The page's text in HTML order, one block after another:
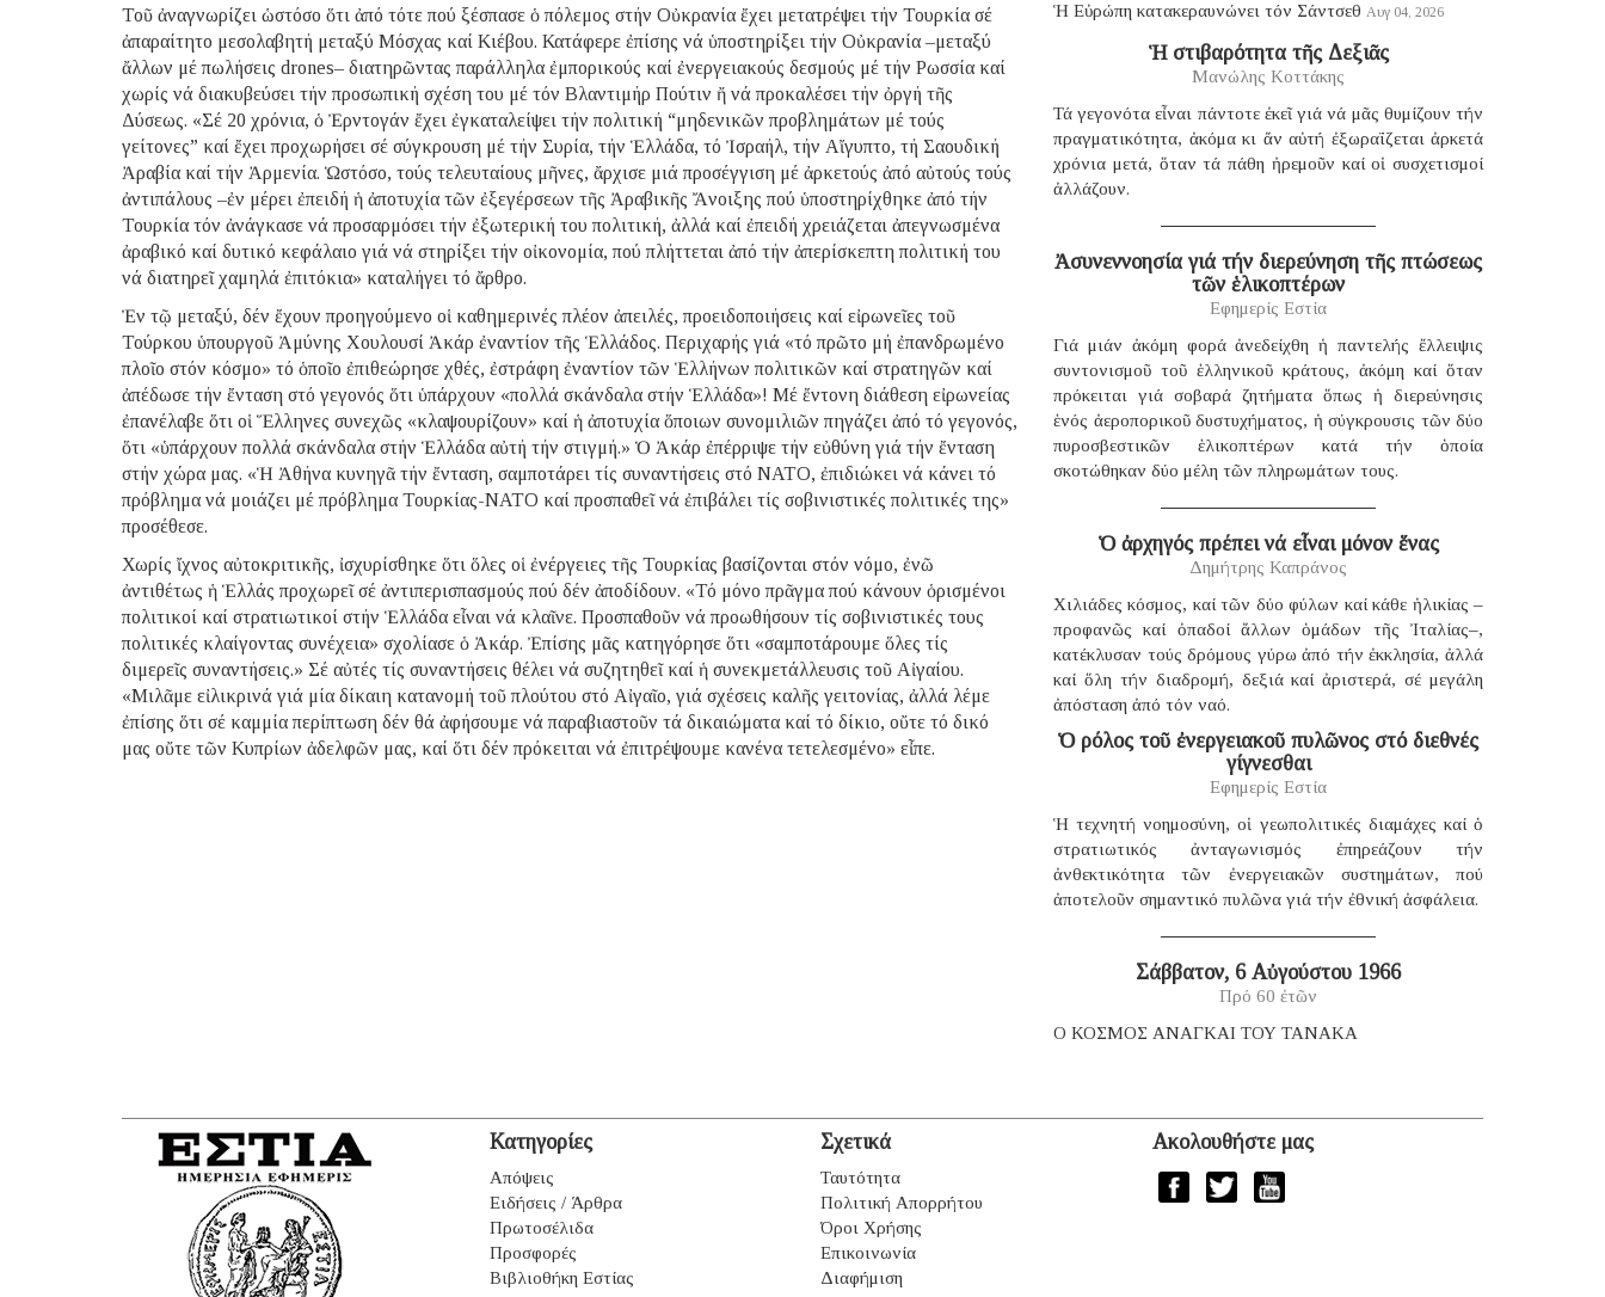
Τοῦ ἀναγνωρίζει ὡστόσο ὅτι ἀπό τότε πού ξέσπασε ὁ πόλεμος στήν Οὐκρανία ἔχει μετατρέψει τήν Τουρκία σέ
ἀπαραίτητο μεσολαβητή μεταξύ Μόσχας καί Κιέβου. Κατάφερε ἐπίσης νά ὑποστηρίξει τήν Οὐκρανία –μεταξύ
ἄλλων μέ πωλήσεις drones– διατηρῶντας παράλληλα ἐμπορικούς καί ἐνεργειακούς δεσμούς μέ τήν Ρωσσία καί
χωρίς νά διακυβεύσει τήν προσωπική σχέση του μέ τόν Βλαντιμήρ Πούτιν ἤ νά προκαλέσει τήν ὀργή τῆς
Δύσεως. «Σέ 20 χρόνια, ὁ Ἐρντογάν ἔχει ἐγκαταλείψει τήν πολιτική “μηδενικῶν προβλημάτων μέ τούς
γείτονες” καί ἔχει προχωρήσει σέ σύγκρουση μέ τήν Συρία, τήν Ἑλλάδα, τό Ἰσραήλ, τήν Αἴγυπτο, τή Σαουδική
Ἀραβία καί τήν Ἀρμενία. Ὡστόσο, τούς τελευταίους μῆνες, ἄρχισε μιά προσέγγιση μέ ἀρκετούς ἀπό αὐτούς τούς
ἀντιπάλους –ἐν μέρει ἐπειδή ἡ ἀποτυχία τῶν ἐξεγέρσεων τῆς Ἀραβικῆς Ἄνοιξης πού ὑποστηρίχθηκε ἀπό τήν
Τουρκία τόν ἀνάγκασε νά προσαρμόσει τήν ἐξωτερική του πολιτική, ἀλλά καί ἐπειδή χρειάζεται ἀπεγνωσμένα
ἀραβικό καί δυτικό κεφάλαιο γιά νά στηρίξει τήν οἰκονομία, πού πλήττεται ἀπό τήν ἀπερίσκεπτη πολιτική του
νά διατηρεῖ χαμηλά ἐπιτόκια» καταλήγει τό ἄρθρο.
Ἐν τῷ μεταξύ, δέν ἔχουν προηγούμενο οἱ καθημερινές πλέον ἀπειλές, προειδοποιήσεις καί εἰρωνεῖες τοῦ
Τούρκου ὑπουργοῦ Ἀμύνης Χουλουσί Ἀκάρ ἐναντίον τῆς Ἑλλάδος. Περιχαρής γιά «τό πρῶτο μή ἐπανδρωμένο
πλοῖο στόν κόσμο» τό ὁποῖο ἐπιθεώρησε χθές, ἐστράφη ἐναντίον τῶν Ἑλλήνων πολιτικῶν καί στρατηγῶν καί
ἀπέδωσε τήν ἔνταση στό γεγονός ὅτι ὑπάρχουν «πολλά σκάνδαλα στήν Ἑλλάδα»! Μέ ἔντονη διάθεση εἰρωνείας
ἐπανέλαβε ὅτι οἱ Ἕλληνες συνεχῶς «κλαψουρίζουν» καί ἡ ἀποτυχία ὅποιων συνομιλιῶν πηγάζει ἀπό τό γεγονός,
ὅτι «ὑπάρχουν πολλά σκάνδαλα στήν Ἑλλάδα αὐτή τήν στιγμή.» Ὁ Ἀκάρ ἐπέρριψε τήν εὐθύνη γιά τήν ἔνταση
στήν χώρα μας. «Ἡ Ἀθήνα κυνηγᾶ τήν ἔνταση, σαμποτάρει τίς συναντήσεις στό ΝΑΤΟ, ἐπιδιώκει νά κάνει τό
πρόβλημα νά μοιάζει μέ πρόβλημα Τουρκίας-ΝΑΤΟ καί προσπαθεῖ νά ἐπιβάλει τίς σοβινιστικές πολιτικές της»
προσέθεσε.
Χωρίς ἴχνος αὐτοκριτικῆς, ἰσχυρίσθηκε ὅτι ὅλες οἱ ἐνέργειες τῆς Τουρκίας βασίζονται στόν νόμο, ἐνῶ
ἀντιθέτως ἡ Ἑλλάς προχωρεῖ σέ ἀντιπερισπασμούς πού δέν ἀποδίδουν. «Τό μόνο πρᾶγμα πού κάνουν ὁρισμένοι
πολιτικοί καί στρατιωτικοί στήν Ἑλλάδα εἶναι νά κλαῖνε. Προσπαθοῦν νά προωθήσουν τίς σοβινιστικές τους
πολιτικές κλαίγοντας συνέχεια» σχολίασε ὁ Ἀκάρ. Ἐπίσης μᾶς κατηγόρησε ὅτι «σαμποτάρουμε ὅλες τίς
διμερεῖς συναντήσεις.» Σέ αὐτές τίς συναντήσεις θέλει νά συζητηθεῖ καί ἡ συνεκμετάλλευσις τοῦ Αἰγαίου.
«Μιλᾶμε εἰλικρινά γιά μία δίκαιη κατανομή τοῦ πλούτου στό Αἰγαῖο, γιά σχέσεις καλῆς γειτονίας, ἀλλά λέμε
ἐπίσης ὅτι σέ καμμία περίπτωση δέν θά ἀφήσουμε νά παραβιαστοῦν τά δικαιώματα καί τό δίκιο, οὔτε τό δικό
μας οὔτε τῶν Κυπρίων ἀδελφῶν μας, καί ὅτι δέν πρόκειται νά ἐπιτρέψουμε κανένα τετελεσμένο» εἶπε.
Ἡ Εὐρώπη κατακεραυνώνει τόν Σάντσεθ Αυγ 04, 2026
Ἡ στιβαρότητα τῆς Δεξιᾶς
Μανώλης Κοττάκης
Τά γεγονότα εἶναι πάντοτε ἐκεῖ γιά νά μᾶς θυμίζουν τήν
πραγματικότητα, ἀκόμα κι ἄν αὐτή ἐξωραΐζεται ἀρκετά
χρόνια μετά, ὅταν τά πάθη ἠρεμοῦν καί οἱ συσχετισμοί
ἀλλάζουν.
Ἀσυνεννοησία γιά τήν διερεύνηση τῆς πτώσεως
τῶν ἑλικοπτέρων
Εφημερίς Εστία
Γιά μιάν ἀκόμη φορά ἀνεδείχθη ἡ παντελής ἔλλειψις
συντονισμοῦ τοῦ ἑλληνικοῦ κράτους, ἀκόμη καί ὅταν
πρόκειται γιά σοβαρά ζητήματα ὅπως ἡ διερεύνησις
ἑνός ἀεροπορικοῦ δυστυχήματος, ἡ σύγκρουσις τῶν δύο
πυροσβεστικῶν ἑλικοπτέρων κατά τήν ὁποία
σκοτώθηκαν δύο μέλη τῶν πληρωμάτων τους.
Ὁ ἀρχηγός πρέπει νά εἶναι μόνον ἕνας
Δημήτρης Καπράνος
Χιλιάδες κόσμος, καί τῶν δύο φύλων καί κάθε ἡλικίας –
προφανῶς καί ὀπαδοί ἄλλων ὁμάδων τῆς Ἰταλίας–,
κατέκλυσαν τούς δρόμους γύρω ἀπό τήν ἐκκλησία, ἀλλά
καί ὅλη τήν διαδρομή, δεξιά καί ἀριστερά, σέ μεγάλη
ἀπόσταση ἀπό τόν ναό.
Ὁ ρόλος τοῦ ἐνεργειακοῦ πυλῶνος στό διεθνές
γίγνεσθαι
Εφημερίς Εστία
Ἡ τεχνητή νοημοσύνη, οἱ γεωπολιτικές διαμάχες καί ὁ
στρατιωτικός ἀνταγωνισμός ἐπηρεάζουν τήν
ἀνθεκτικότητα τῶν ἐνεργειακῶν συστημάτων, πού
ἀποτελοῦν σημαντικό πυλῶνα γιά τήν ἐθνική ἀσφάλεια.
Σάββατον, 6 Αὐγούστου 1966
Πρό 60 ἐτῶν
Ο ΚΟΣΜΟΣ ΑΝΑΓΚΑΙ ΤΟΥ ΤΑΝΑΚΑ
Κατηγορίες
Απόψεις
Ειδήσεις / Άρθρα
Πρωτοσέλιδα
Προσφορές
Βιβλιοθήκη Εστίας
Σχετικά
Ταυτότητα
Πολιτική Απορρήτου
Όροι Χρήσης
Επικοινωνία
Διαφήμιση
Ακολουθήστε μας